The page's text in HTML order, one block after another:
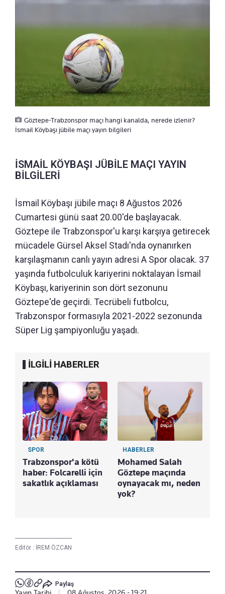
Göztepe-Trabzonspor maçı hangi kanalda, nerede izlenir?
İsmail Köybaşı jübile maçı yayın bilgileri
İSMAİL KÖYBAŞI JÜBİLE MAÇI YAYIN
BİLGİLERİ
İsmail Köybaşı jübile maçı 8 Ağustos 2026
Cumartesi günü saat 20.00'de başlayacak.
Göztepe ile Trabzonspor'u karşı karşıya getirecek
mücadele Gürsel Aksel Stadı'nda oynanırken
karşılaşmanın canlı yayın adresi A Spor olacak. 37
yaşında futbolculuk kariyerini noktalayan İsmail
Köybaşı, kariyerinin son dört sezonunu
Göztepe'de geçirdi. Tecrübeli futbolcu,
Trabzonspor formasıyla 2021-2022 sezonunda
Süper Lig şampiyonluğu yaşadı.
İLGİLİ HABERLER
SPOR
Trabzonspor'a kötü
haber: Folcarelli için
sakatlık açıklaması
HABERLER
Mohamed Salah
Göztepe maçında
oynayacak mı, neden
yok?
Editör : İREM ÖZCAN
Paylaş